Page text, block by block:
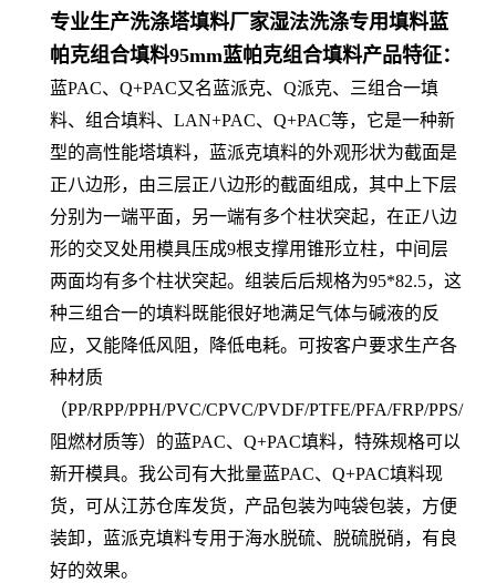
专业生产洗涤塔填料厂家湿法洗涤专用填料蓝
帕克组合填料95mm蓝帕克组合填料产品特征：
蓝PAC、Q+PAC又名蓝派克、Q派克、三组合一填
料、组合填料、LAN+PAC、Q+PAC等，它是一种新
型的高性能塔填料，蓝派克填料的外观形状为截面是
正八边形，由三层正八边形的截面组成，其中上下层
分别为一端平面，另一端有多个柱状突起，在正八边
形的交叉处用模具压成9根支撑用锥形立柱，中间层
两面均有多个柱状突起。组装后后规格为95*82.5，这
种三组合一的填料既能很好地满足气体与碱液的反
应，又能降低风阻，降低电耗。可按客户要求生产各
种材质
（PP/RPP/PPH/PVC/CPVC/PVDF/PTFE/PFA/FRP/PPS/
阻燃材质等）的蓝PAC、Q+PAC填料，特殊规格可以
新开模具。我公司有大批量蓝PAC、Q+PAC填料现
货，可从江苏仓库发货，产品包装为吨袋包装，方便
装卸，蓝派克填料专用于海水脱硫、脱硫脱硝，有良
好的效果。